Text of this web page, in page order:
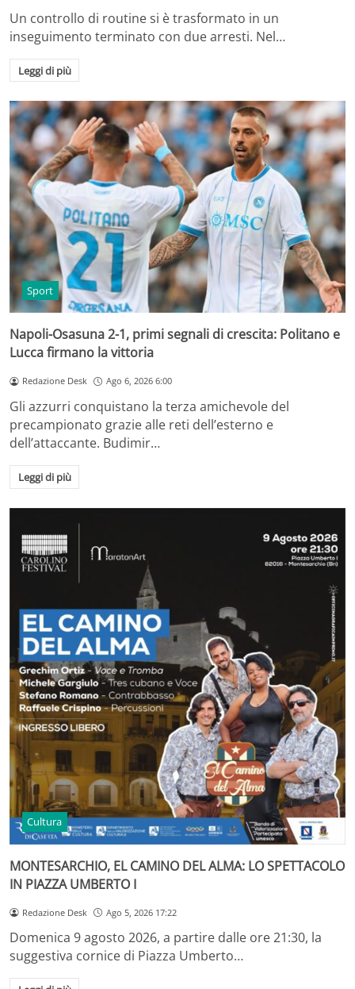
Un controllo di routine si è trasformato in un
inseguimento terminato con due arresti. Nel…
Leggi di più
Sport
Napoli-Osasuna 2-1, primi segnali di crescita: Politano e
Lucca firmano la vittoria
Redazione Desk Ago 6, 2026 6:00
Gli azzurri conquistano la terza amichevole del
precampionato grazie alle reti dell’esterno e
dell’attaccante. Budimir…
Leggi di più
Cultura
MONTESARCHIO, EL CAMINO DEL ALMA: LO SPETTACOLO
IN PIAZZA UMBERTO I
Redazione Desk Ago 5, 2026 17:22
Domenica 9 agosto 2026, a partire dalle ore 21:30, la
suggestiva cornice di Piazza Umberto…